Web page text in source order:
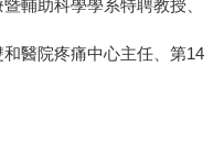
輔助科學學系特聘教授、
醫院疼痛中心主任、第14